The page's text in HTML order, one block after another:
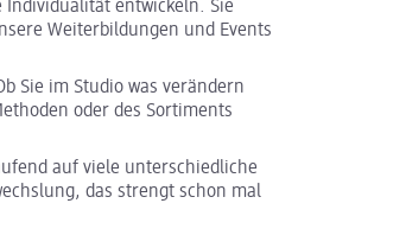
Individualität entwickeln. Sie
Weiterbildungen und Events
Sie im Studio was verändern
oder des Sortiments
auf viele unterschiedliche
das strengt schon mal